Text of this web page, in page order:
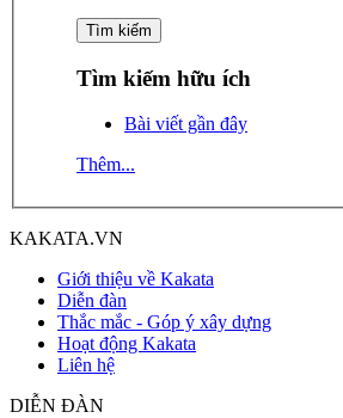
Tìm kiếm hữu ích
Bài viết gần đây
Thêm...
KAKATA.VN
Giới thiệu về Kakata
Diễn đàn
Thắc mắc - Góp ý xây dựng
Hoạt động Kakata
Liên hệ
DIỄN ĐÀN